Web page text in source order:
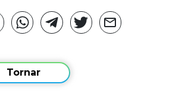
Tornar